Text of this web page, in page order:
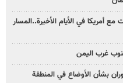
أمريكا في الأيام الأخيرة..المسار
غرب اليمن
بشأن الأوضاع في المنطقة